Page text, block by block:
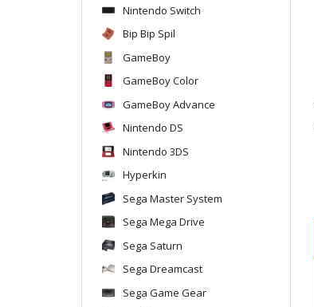
Nintendo Switch
Bip Bip Spil
GameBoy
GameBoy Color
GameBoy Advance
Nintendo DS
Nintendo 3DS
Hyperkin
Sega Master System
Sega Mega Drive
Sega Saturn
Sega Dreamcast
Sega Game Gear